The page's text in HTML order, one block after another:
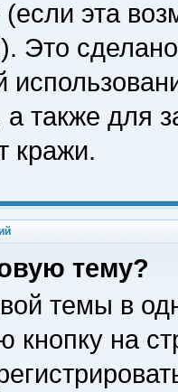
эта
Это
а также для
кражи.
тему?
темы в
кнопку на